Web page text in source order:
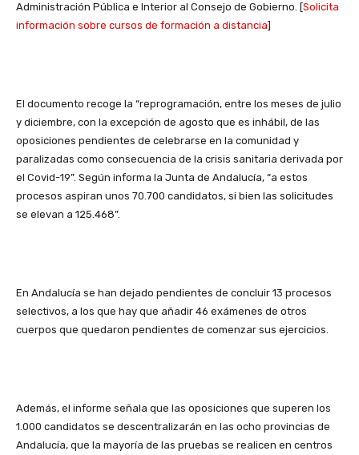
Administración Pública e Interior al Consejo de Gobierno. [Solicita
información sobre cursos de formación a distancia]
El documento recoge la “reprogramación, entre los meses de julio
y diciembre, con la excepción de agosto que es inhábil, de las
oposiciones pendientes de celebrarse en la comunidad y
paralizadas como consecuencia de la crisis sanitaria derivada por
el Covid-19”. Según informa la Junta de Andalucía, “a estos
procesos aspiran unos 70.700 candidatos, si bien las solicitudes
se elevan a 125.468”.
En Andalucía se han dejado pendientes de concluir 13 procesos
selectivos, a los que hay que añadir 46 exámenes de otros
cuerpos que quedaron pendientes de comenzar sus ejercicios.
Además, el informe señala que las oposiciones que superen los
1.000 candidatos se descentralizarán en las ocho provincias de
Andalucía, que la mayoría de las pruebas se realicen en centros